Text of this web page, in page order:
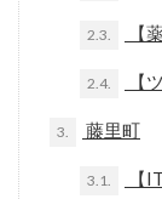
2.3. 【
2.4. 【
3. 藤里町
3.1. 【